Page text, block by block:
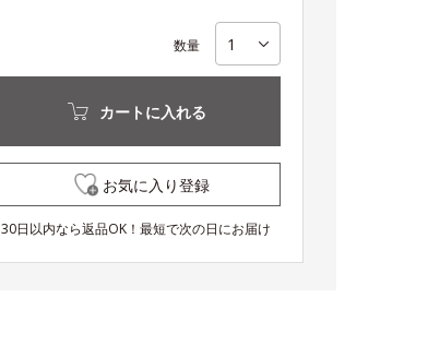
数量
カートに入れる
お気に入り登録
30日以内なら返品OK！最短で次の日にお届け